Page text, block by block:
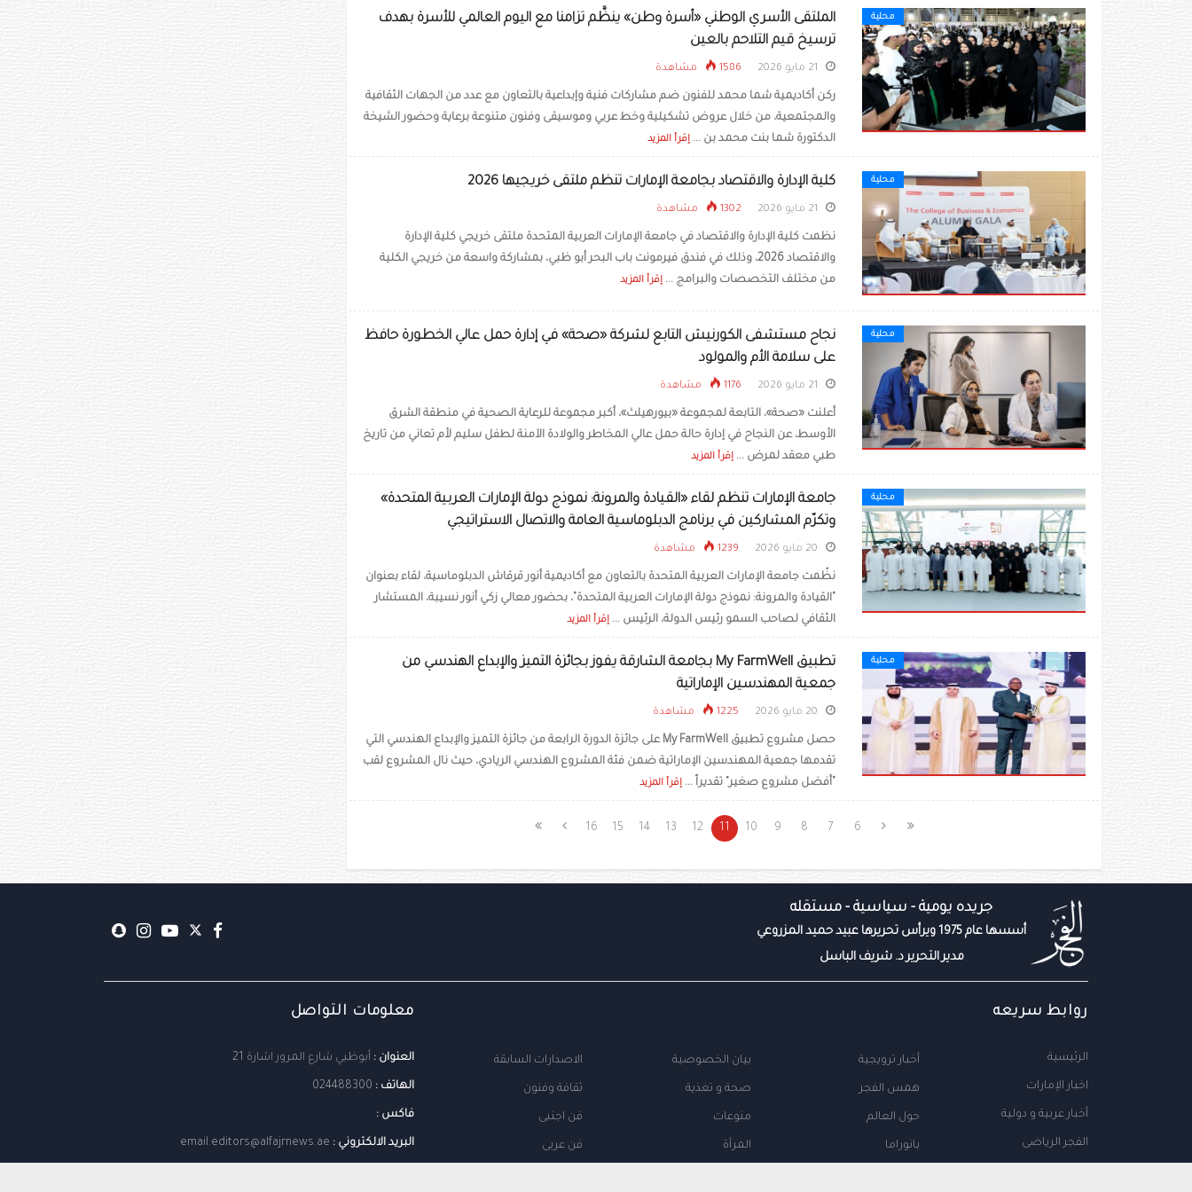
محلية
الملتقى الأسري الوطني «أسرة وطن» ينظَّم تزامنا مع اليوم العالمي للأسرة بهدف
ترسيخ قيم التلاحم بالعين
1586 مشاهدة
ركن أكاديمية شما محمد للفنون ضم مشاركات فنية وإبداعية بالتعاون مع عدد من الجهات الثقافية
والمجتمعية، من خلال عروض تشكيلية وخط عربي وموسيقى وفنون متنوعة برعاية وحضور الشيخة
الدكتورة شما بنت محمد بن ... إقرأ المزيد
محلية كلية الإدارة والاقتصاد بجامعة الإمارات تنظم ملتقى خريجيها 2026
1302 مشاهدة
نظمت كلية الإدارة والاقتصاد في جامعة الإمارات العربية المتحدة ملتقى خريجي كلية الإدارة
والاقتصاد 2026، وذلك في فندق فيرمونت باب البحر أبو ظبي، بمشاركة واسعة من خريجي الكلية
من مختلف التخصصات والبرامج ... إقرأ المزيد
محلية
نجاح مستشفى الكورنيش التابع لشركة «صحة» في إدارة حمل عالي الخطورة حافظ
على سلامة الأم والمولود
1176 مشاهدة
أعلنت «صحة»، التابعة لمجموعة «بيورهيلث»، أكبر مجموعة للرعاية الصحية في منطقة الشرق
الأوسط، عن النجاح في إدارة حالة حمل عالي المخاطر والولادة الآمنة لطفل سليم لأم تعاني من تاريخ
طبي معقد لمرض ... إقرأ المزيد
محلية
جامعة الإمارات تنظم لقاء «القيادة والمرونة: نموذج دولة الإمارات العربية المتحدة»
وتكرّم المشاركين في برنامج الدبلوماسية العامة والاتصال الاستراتيجي
1239 مشاهدة
نظّمت جامعة الإمارات العربية المتحدة بالتعاون مع أكاديمية أنور قرقاش الدبلوماسية، لقاء بعنوان
"القيادة والمرونة: نموذج دولة الإمارات العربية المتحدة"، بحضور معالي زكي أنور نسيبة، المستشار
الثقافي لصاحب السمو رئيس الدولة، الرئيس ... إقرأ المزيد
محلية
تطبيق My FarmWell بجامعة الشارقة يفوز بجائزة التميز والإبداع الهندسي من
جمعية المهندسين الإماراتية
1225 مشاهدة
حصل مشروع تطبيق My FarmWell على جائزة الدورة الرابعة من جائزة التميز والإبداع الهندسي التي
تقدمها جمعية المهندسين الإماراتية ضمن فئة المشروع الهندسي الريادي، حيث نال المشروع لقب
"أفضل مشروع صغير" تقديراً ... إقرأ المزيد
6
7
8
9
10
11
12
13
14
15
16
جريده يومية - سياسية - مستقله
أسسها عام 1975 ويرأس تحريرها عبيد حميد المزروعي
مدير التحرير د. شريف الباسل
روابط سريعه
الرئيسية
اخبار الإمارات
أخبار عربية و دولية
الفجر الرياضى
أخبار ترويجية
همس الفجر
حول العالم
بانوراما
بيان الخصوصية
صحة و تغذية
منوعات
المرأة
الاصدارات السابقة
ثقافة وفنون
فن اجنبى
فن عربى
معلومات التواصل
العنوان : أبوظبي شارع المرور اشارة 21
الهاتف : 024488300
فاكس :
البريد الالكتروني : email:editors@alfajrnews.ae